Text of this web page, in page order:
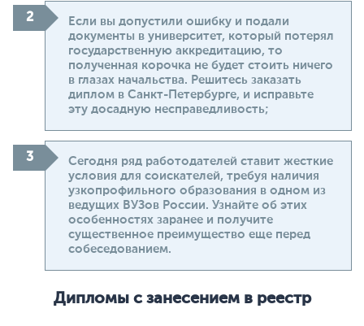
Если вы допустили ошибку и подали
документы в университет, который потерял
государственную аккредитацию, то
полученная корочка не будет стоить ничего
в глазах начальства. Решитесь заказать
диплом в Санкт-Петербурге, и исправьте
эту досадную несправедливость;
Сегодня ряд работодателей ставит жесткие
условия для соискателей, требуя наличия
узкопрофильного образования в одном из
ведущих ВУЗов России. Узнайте об этих
особенностях заранее и получите
существенное преимущество еще перед
собеседованием.
Дипломы с занесением в реестр